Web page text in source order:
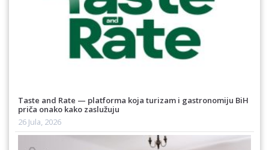
Taste and Rate — platforma koja turizam i gastronomiju BiH
priča onako kako zaslužuju
26 Jula, 2026